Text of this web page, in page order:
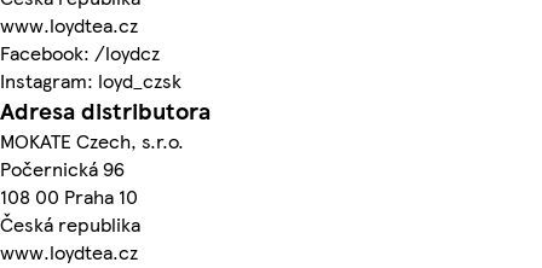
www.loydtea.cz
Facebook: /loydcz
Instagram: loyd_czsk
Adresa distributora
MOKATE Czech, s.r.o.
Počernická 96
108 00 Praha 10
Česká republika
www.loydtea.cz